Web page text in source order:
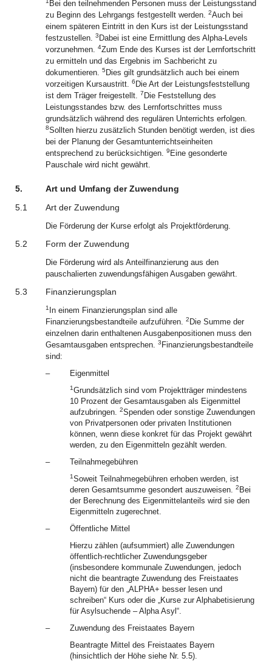
Bei den teilnehmenden Personen muss der Leistungsstand
zu Beginn des Lehrgangs festgestellt werden. 2Auch bei
einem späteren Eintritt in den Kurs ist der Leistungsstand
festzustellen. 3 Dabei ist eine Ermittlung des Alpha-Levels
vorzunehmen. 4Zum Ende des Kurses ist der Lernfortschritt
zu ermitteln und das Ergebnis im Sachbericht zu
dokumentieren. 5 Dies gilt grundsätzlich auch bei einem
vorzeitigen Kursaustritt. 6 Die Art der Leistungsfeststellung
ist dem Träger freigestellt. 7 Die Feststellung des
Leistungsstandes bzw. des Lernfortschrittes muss
grundsätzlich während des regulären Unterrichts erfolgen.
8Sollten hierzu zusätzlich Stunden benötigt werden, ist dies
bei der Planung der Gesamtunterrichtseinheiten
entsprechend zu berücksichtigen. 9 Eine gesonderte
Pauschale wird nicht gewährt.
5.
Art und Umfang der Zuwendung
5.1
Art der Zuwendung
Die Förderung der Kurse erfolgt als Projektförderung.
5.2 Form der Zuwendung
Die Förderung wird als Anteilfinanzierung aus den
pauschalierten zuwendungsfähigen Ausgaben gewährt.
5.3 Finanzierungsplan
1 In einem Finanzierungsplan sind alle
Finanzierungsbestandteile aufzuführen. 2 Die Summe der
einzelnen darin enthaltenen Ausgabenpositionen muss den
Gesamtausgaben entsprechen. 3 Finanzierungsbestandteile
sind:
–
Eigenmittel
1Grundsätzlich sind vom Projektträger mindestens
10 Prozent der Gesamtausgaben als Eigenmittel
aufzubringen. 2Spenden oder sonstige Zuwendungen
von Privatpersonen oder privaten Institutionen
können, wenn diese konkret für das Projekt gewährt
werden, zu den Eigenmitteln gezählt werden.
–
Teilnahmegebühren
1Soweit Teilnahmegebühren erhoben werden, ist
deren Gesamtsumme gesondert auszuweisen. 2 Bei
der Berechnung des Eigenmittelanteils wird sie den
Eigenmitteln zugerechnet.
–
Öffentliche Mittel
Hierzu zählen (aufsummiert) alle Zuwendungen
öffentlich-rechtlicher Zuwendungsgeber
(insbesondere kommunale Zuwendungen, jedoch
nicht die beantragte Zuwendung des Freistaates
Bayern) für den „ALPHA+ besser lesen und
schreiben“ Kurs oder die „Kurse zur Alphabetisierung
für Asylsuchende – Alpha Asyl“.
–
Zuwendung des Freistaates Bayern
Beantragte Mittel des Freistaates Bayern
(hinsichtlich der Höhe siehe Nr. 5.5).